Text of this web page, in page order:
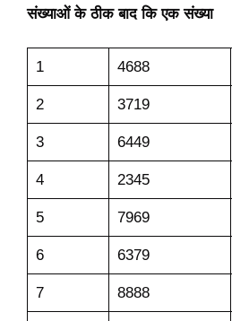
संख्याओं के ठीक बाद कि एक संख्या
1 4688
2 3719
3 6449
4 2345
5 7969
6 6379
7 8888